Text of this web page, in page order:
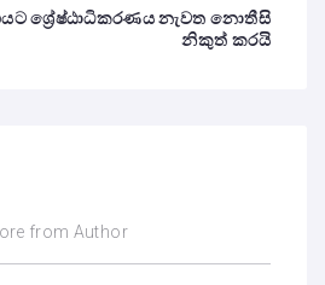
ශ්‍රේෂ්ඨාධිකරණය නැවත නොතීසි
නිකුත් කරයි
from Author